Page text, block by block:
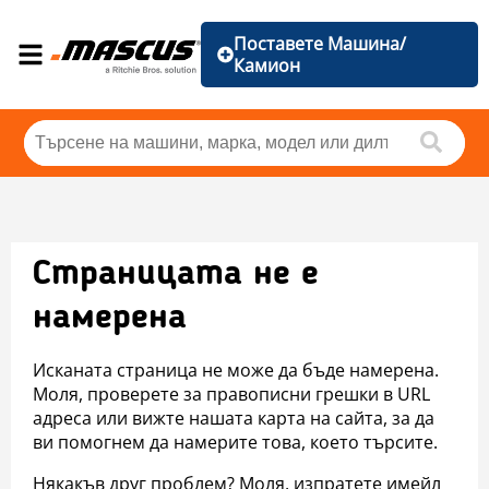
Поставете Машина/
Камион
Страницата не е
намерена
Исканата страница не може да бъде намерена.
Моля, проверете за правописни грешки в URL
адреса или вижте нашата карта на сайта, за да
ви помогнем да намерите това, което търсите.
Някакъв друг проблем? Моля, изпратете имейл